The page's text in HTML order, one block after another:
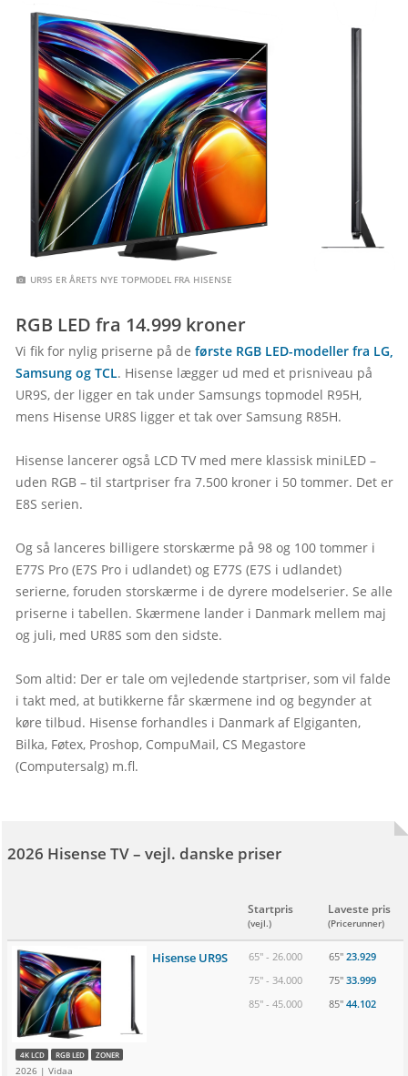
UR9S ER ÅRETS NYE TOPMODEL FRA HISENSE
RGB LED fra 14.999 kroner
Vi fik for nylig priserne på de første RGB LED-modeller fra LG,
Samsung og TCL. Hisense lægger ud med et prisniveau på
UR9S, der ligger en tak under Samsungs topmodel R95H,
mens Hisense UR8S ligger et tak over Samsung R85H.
Hisense lancerer også LCD TV med mere klassisk miniLED –
uden RGB – til startpriser fra 7.500 kroner i 50 tommer. Det er
E8S serien.
Og så lanceres billigere storskærme på 98 og 100 tommer i
E77S Pro (E7S Pro i udlandet) og E77S (E7S i udlandet)
serierne, foruden storskærme i de dyrere modelserier. Se alle
priserne i tabellen. Skærmene lander i Danmark mellem maj
og juli, med UR8S som den sidste.
Som altid: Der er tale om vejledende startpriser, som vil falde
i takt med, at butikkerne får skærmene ind og begynder at
køre tilbud. Hisense forhandles i Danmark af Elgiganten,
Bilka, Føtex, Proshop, CompuMail, CS Megastore
(Computersalg) m.fl.
2026 Hisense TV – vejl. danske priser
Startpris
(vejl.)
Laveste pris
(Pricerunner)
Hisense UR9S
4K LCD RGB LED ZONER
2026 | Vidaa
65" - 26.000
75" - 34.000
85" - 45.000
65" 23.929
75" 33.999
85" 44.102